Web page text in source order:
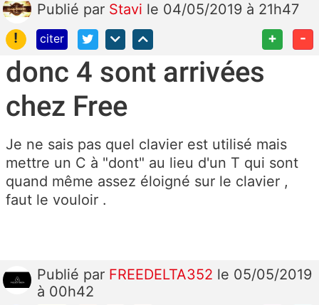
Publié par Stavi le 04/05/2019 à 21h47
!
citer + -
donc 4 sont arrivées
chez Free
Je ne sais pas quel clavier est utilisé mais
mettre un C à "dont" au lieu d'un T qui sont
quand même assez éloigné sur le clavier ,
faut le vouloir .
Publié par FREEDELTA352 le 05/05/2019
à 00h42